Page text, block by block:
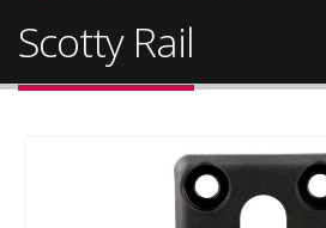
Scotty Rail